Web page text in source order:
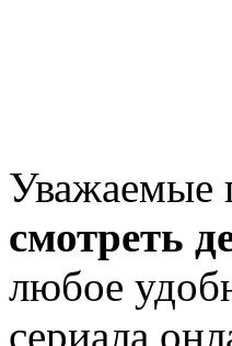
Уважаемые
смотреть
любое
сериала